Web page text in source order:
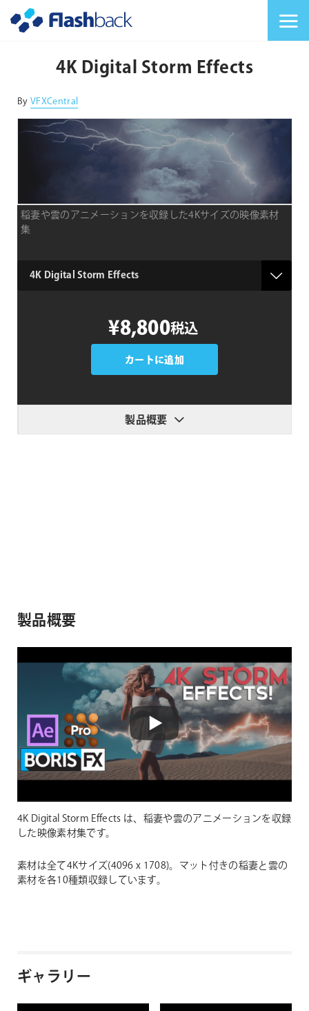
4K Digital Storm Effects
By VFXCentral
稲妻や雲のアニメーションを収録した4Kサイズの映像素材
集
type
¥8,800税込
カートに追加
製品概要
製品概要
4K Digital Storm Effects は、稲妻や雲のアニメーションを収録
した映像素材集です。
素材は全て4Kサイズ(4096 x 1708)。マット付きの稲妻と雲の
素材を各10種類収録しています。
ギャラリー